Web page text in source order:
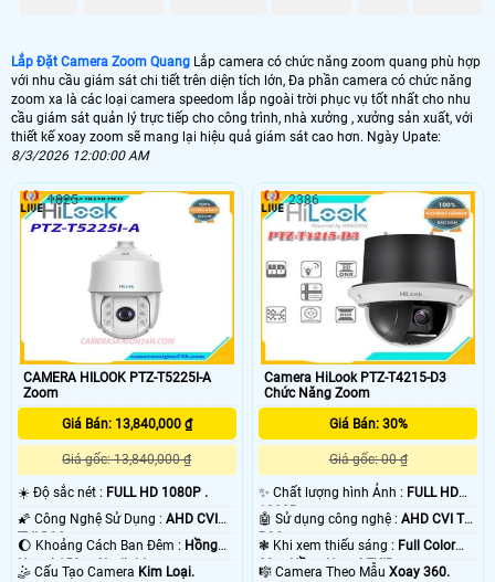
🔎 Camera Zoom Quan Kbvision
9.800,000 VNĐ Camera Có Zoom Quang 4x
🔥 Camera Zoom Quan Mini Dahua
11.000.000 VNĐ Camera Zoom Mini Dahua
🖥 Lắp camera có hổ trợ chức năng zoom với mục dịch có thể giám sát rõ
hơn khi bạn cần xem chi tiết tại 1 vi trí nào đó, đa phần camera zoom
Hilook phục vụ giám sát trực tiếp mang lại hiệu quả quản lý cao, Camera
có chức năng zoom thường được sử dụng tại các vị trí như quày thu ngân,
vị trí đóng hàng, vị trí giám sát thông số kỹ thuật trong nhà , giám sát văn
phòng làm việc .
👁️ Camera có chức năng zoom đa phần có tích hợp chức năng xoay 360 độ
phục vụ giám sát trực tiếp hiệu quả. Công nghệzoomcó 2 loại đó là zoom
quan và zoom số , với zoom quan cho bạn những hình ảnh thực chất lượng và
không bị bể hình dựa trên thấu kính được thiet1 kế trên camera, Zoom số là giải
pháp dùng thuật toán để phân tích hình ảnh trên chip xử lý hình ảnh của
camera. 💡
Lắp Đặt Camera Zoom Quang Lắp camera có chức năng zoom quang phù hợp
với nhu cầu giám sát chi tiết trên diện tích lớn, Đa phần camera có chức năng
zoom xa là các loại camera speedom lắp ngoài trời phục vụ tốt nhất cho nhu
cầu giám sát quản lý trực tiếp cho công trình, nhà xưởng , xưởng sản xuất, với
thiết kế xoay zoom sẽ mang lại hiệu quả giám sát cao hơn. Ngày Upate:
8/3/2026 12:00:00 AM
CAMERA HILOOK PTZ-T5225I-A
Zoom
Giá Bán: 13,840,000 ₫
Giá gốc: 13,840,000 ₫
☀️ Độ sắc nét : FULL HD 1080P .
🌠 Công Nghệ Sử Dụng : AHD CVI
TVI BCS.
🌔 Khoảng Cách Ban Đêm : Hồng
Ngoại 150m Starlight.
🤹 Cấu Tạo Camera Kim Loại.
1825
Camera HiLook PTZ-T4215-D3
Chức Năng Zoom
Giá Bán: 30%
Giá gốc: 00 ₫
✨ Chất lượng hình Ảnh : FULL HD
1080P .
🤖️ Sử dụng công nghệ :AHD CVI TVI
BCS.
❃ Khi xem thiếu sáng : Full Color
20m Hồng Ngoại EXIR.
🎼️ Camera Theo MẫuXoay 360.
2386